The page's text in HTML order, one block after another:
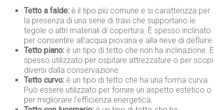
Tetto a falde: è il tipo più comune e si caratterizza per
la presenza di una serie di travi che supportano le
tegole o altri materiali di copertura. È spesso inclinato
per consentire all’acqua piovana e alla neve di defluire.
Tetto piano: è un tipo di tetto che non ha inclinazione. È
spesso utilizzato per ospitare attrezzature o per scopi
diversi dalla conservazione.
Tetto curvo: è un tipo di tetto che ha una forma curva.
Può essere utilizzato per fornire un aspetto estetico o
per migliorare l’efficienza energetica.